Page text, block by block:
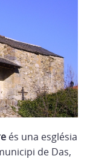
és una església
de Das,